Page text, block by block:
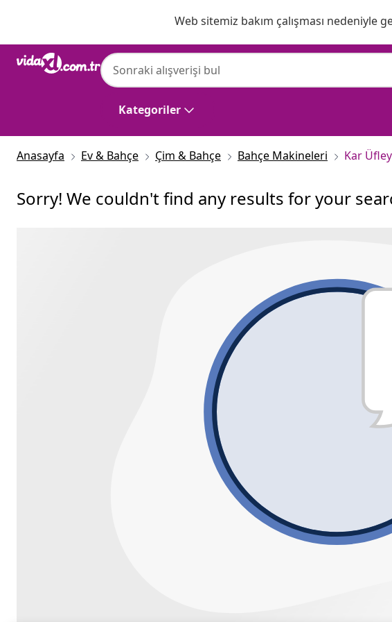
Web sitemiz bakım çalışması nedeniyle
Kategoriler
Anasayfa Ev & Bahçe Çim & Bahçe Bahçe Makineleri Kar
Sorry! We couldn't find any results for your